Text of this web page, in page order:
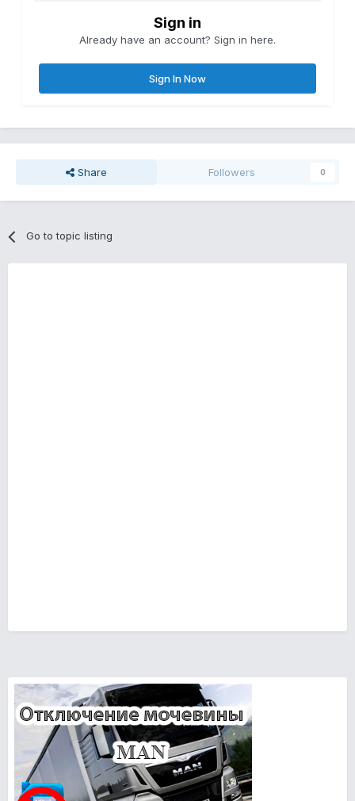
Sign in
Already have an account? Sign in here.
Sign In Now
Share Followers 0
Go to topic listing